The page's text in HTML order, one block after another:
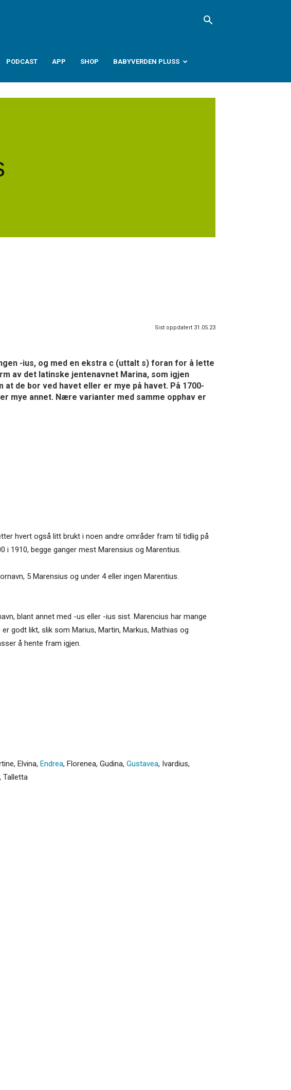
PODCAST APP SHOP BABYVERDEN PLUSS
Sist oppdatert 31.05.23
-ius, og med en ekstra c (uttalt s) foran for å lette
av det latinske jentenavnet Marina, som igjen
de bor ved havet eller er mye på havet. På 1700-
mye annet. Nære varianter med samme opphav er
hvert også litt brukt i noen andre områder fram til tidlig på
1910, begge ganger mest Marensius og Marentius.
5 Marensius og under 4 eller ingen Marentius.
blant annet med -us eller -ius sist. Marencius har mange
godt likt, slik som Marius, Martin, Markus, Mathias og
å hente fram igjen.
, Elvina, Endrea, Florenea, Gudina, Gustavea, Ivardius,
, Talletta